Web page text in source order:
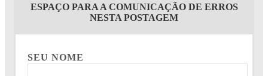
ESPAÇO PARA A COMUNICAÇÃO DE ERROS
NESTA POSTAGEM
SEU NOME